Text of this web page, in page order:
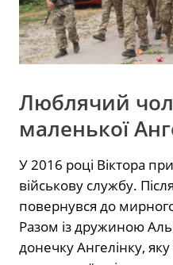
Люблячий
маленької
У 2016 році Віктора
військову службу.
повернувся до
Разом із дружиною
донечку Ангелінку,